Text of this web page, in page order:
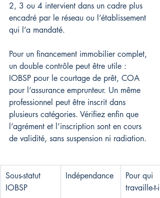
2, 3 ou 4 intervient dans un cadre plus
encadré par le réseau ou l’établissement
qui l’a mandaté.
Pour un financement immobilier complet,
un double contrôle peut être utile :
IOBSP pour le courtage de prêt, COA
pour l’assurance emprunteur. Un même
professionnel peut être inscrit dans
plusieurs catégories. Vérifiez enfin que
l’agrément et l’inscription sont en cours
de validité, sans suspension ni radiation.
Sous-statut
IOBSP
Indépendance
Pour qui
travaille-t-il